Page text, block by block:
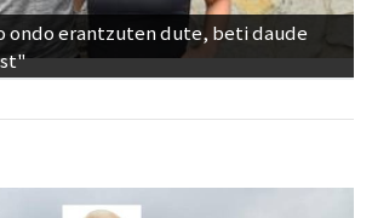
ondo erantzuten dute, beti daude